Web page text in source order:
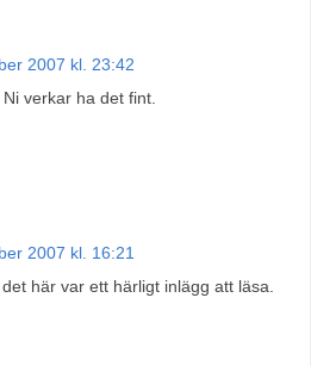
2007 kl. 23:42
verkar ha det fint.
2007 kl. 16:21
här var ett härligt inlägg att läsa.